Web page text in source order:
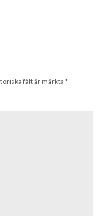
fält är märkta*